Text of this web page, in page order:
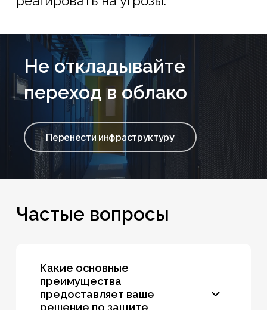
Не откладывайте
переход в облако
Перенести инфраструктуру
Частые вопросы
Какие основные
преимущества
предоставляет ваше
решение по защите